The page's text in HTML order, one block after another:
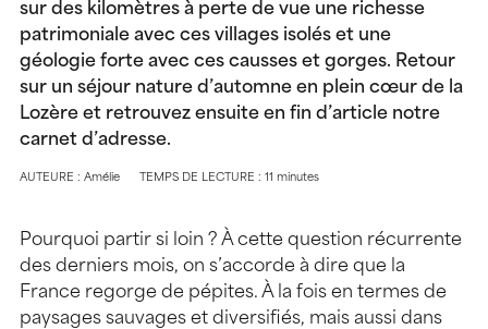
sur des kilomètres à perte de vue une richesse
patrimoniale avec ces villages isolés et une
géologie forte avec ces causses et gorges. Retour
sur un séjour nature d’automne en plein cœur de la
Lozère et retrouvez ensuite en fin d’article notre
carnet d’adresse.
AUTEURE : Amélie TEMPS DE LECTURE : 11 minutes
Pourquoi partir si loin ? À cette question récurrente
des derniers mois, on s’accorde à dire que la
France regorge de pépites. À la fois en termes de
paysages sauvages et diversifiés, mais aussi dans